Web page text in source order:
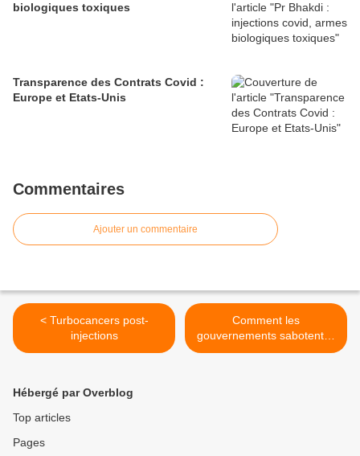
biologiques toxiques
Transparence des Contrats Covid :
Europe et Etats-Unis
Commentaires
Ajouter un commentaire
< Turbocancers post-
injections
Comment les
gouvernements sabotent la
protection de
Hébergé par Overblog
Top articles
Pages